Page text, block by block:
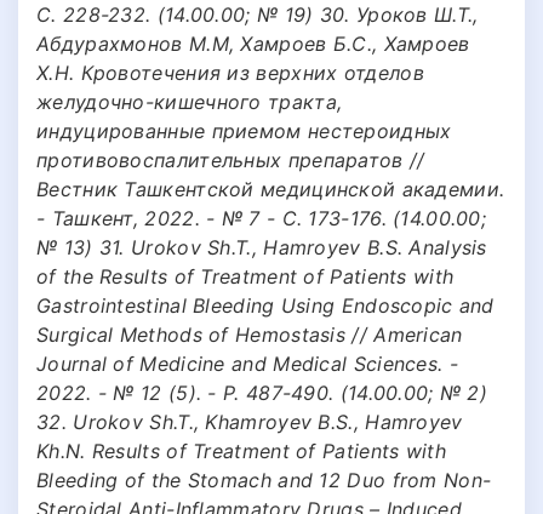
С. 228-232. (14.00.00; № 19) 30. Уроков Ш.Т.,
Абдурахмонов М.М, Хамроев Б.С., Хамроев
Х.Н. Кровотечения из верхних отделов
желудочно-кишечного тракта,
индуцированные приемом нестероидных
противовоспалительных препаратов //
Вестник Ташкентской медицинской академии.
- Ташкент, 2022. - № 7 - С. 173-176. (14.00.00;
№ 13) 31. Urokov Sh.T., Hamroyev B.S. Analysis
of the Results of Treatment of Patients with
Gastrointestinal Bleeding Using Endoscopic and
Surgical Methods of Hemostasis // American
Journal of Medicine and Medical Sciences. -
2022. - № 12 (5). - P. 487-490. (14.00.00; № 2)
32. Urokov Sh.T., Khamroyev B.S., Hamroyev
Kh.N. Results of Treatment of Patients with
Bleeding of the Stomach and 12 Duo from Non-
Steroidal Anti-Inflammatory Drugs – Induced